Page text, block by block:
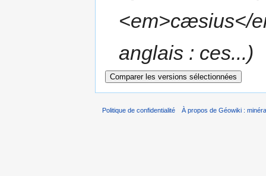
<em>cæsius</
anglais : ces...)
Politique de confidentialité À propos de Géowiki :